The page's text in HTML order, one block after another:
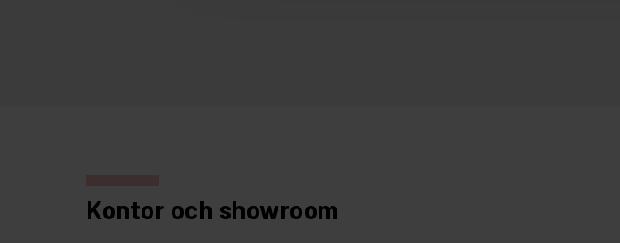
Kontor och showroom